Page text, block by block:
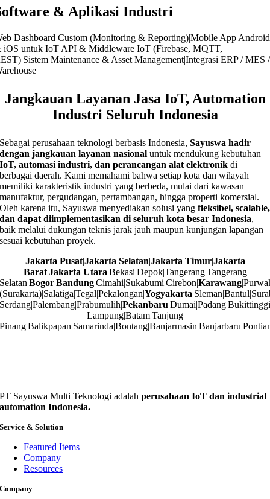
& Aplikasi Industri
Dashboard Custom (Monitoring & Reporting)|Mobile App Android
iOS untuk IoT|API & Middleware IoT (Firebase, MQTT,
Maintenance & Asset Management|Integrasi ERP / MES /
Jangkauan Layanan Jasa IoT, Automation
Industri Seluruh Indonesia
Sebagai perusahaan teknologi berbasis Indonesia,Sayuswa hadir
dengan jangkauan layanan nasional untuk mendukung kebutuhan
IoT, automasi industri, dan perancangan alat elektronik di
berbagai daerah. Kami memahami bahwa setiap kota dan wilayah
memiliki karakteristik industri yang berbeda, mulai dari kawasan
manufaktur, pergudangan, pertambangan, hingga properti komersial.
Oleh karena itu, Sayuswa menyediakan solusi yangfleksibel, scalable,
dan dapat diimplementasikan di seluruh kota besar Indonesia,
baik melalui dukungan teknis jarak jauh maupun kunjungan lapangan
sesuai kebutuhan proyek.
Jakarta Pusat|Jakarta Selatan|Jakarta Timur|Jakarta
Barat|Jakarta Utara|Bekasi|Depok|Tangerang|Tangerang
Selatan|Bogor|Bandung|Cimahi|Sukabumi|Cirebon|Karawang
(Surakarta)|Salatiga|Tegal|Pekalongan|Yogyakarta
Serdang|Palembang|Prabumulih|Pekanbaru
Lampung|Batam|Tanjung
PT Sayuswa Multi Teknologi adalahperusahaan IoT dan industrial
automation Indonesia.
Service & Solution
Featured Items
Company
Resources
Company